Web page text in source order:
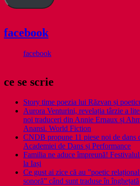
facebook
facebook
ce se scrie
Story time poezia lui Răzvan și
Aurora Venturini, revelația târzie a
noi traduceri din Annie Ernaux și
Anansi. World Fiction
CNDB propune 11 piese noi de dans
Academiei de Dans și Performance
Familia ne aduce împreună!
la Iași
Ce gust ai zice că au ”poetic
sonoră” când sunt traduse în înghețată